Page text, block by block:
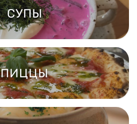
СУПЫ
ПИЦЦЫ